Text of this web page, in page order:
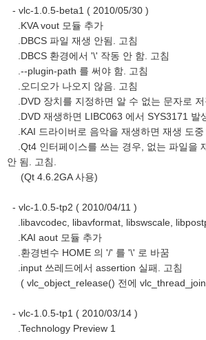
- vlc-1.0.5-beta1 ( 2010/05/30 )
.KVA vout 모듈 추가
.DBCS 파일 재생 안됨. 고침
.DBCS 환경에서 '\' 작동 안 함. 고침
.--plugin-path 를 써야 함. 고침
.오디오가 나오지 않음. 고침
.DVD 장치를 지정하면 알 수 없는 문자로 저
.DVD 재생하면 LIBC063 에서 SYS3171 발
.KAI 드라이버로 음악을 재생하면 재생 도중
.Qt4 인터페이스를 쓰는 경우, 없는 파일을
안 됨. 고침.
(Qt 4.6.2GA 사용)
- vlc-1.0.5-tp2 ( 2010/04/11 )
.libavcodec, libavformat, libswscale,
.KAI aout 모듈 추가
.환경변수 HOME 의 '/' 를 '\' 로 바꿈
.input 쓰레드에서 assertion 실패. 고침
( vlc_object_release() 전에
- vlc-1.0.5-tp1 ( 2010/03/14 )
.Technology Preview 1